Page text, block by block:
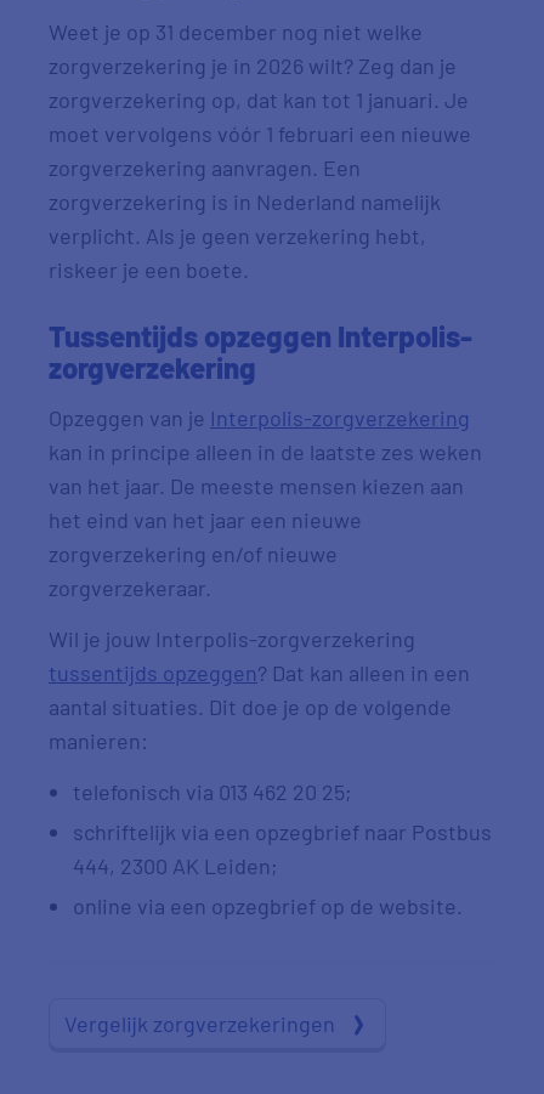
Weet je op 31 december nog niet welke
zorgverzekering je in 2026 wilt? Zeg dan je
zorgverzekering op, dat kan tot 1 januari. Je
moet vervolgens vóór 1 februari een nieuwe
zorgverzekering aanvragen. Een
zorgverzekering is in Nederland namelijk
verplicht. Als je geen verzekering hebt,
riskeer je een boete.
Tussentijds opzeggen Interpolis-
zorgverzekering
Opzeggen van je Interpolis-zorgverzekering
kan in principe alleen in de laatste zes weken
van het jaar. De meeste mensen kiezen aan
het eind van het jaar een nieuwe
zorgverzekering en/of nieuwe
zorgverzekeraar.
Wil je jouw Interpolis-zorgverzekering
tussentijds opzeggen? Dat kan alleen in een
aantal situaties. Dit doe je op de volgende
manieren:
telefonisch via 013 462 20 25;
schriftelijk via een opzegbrief naar Postbus
444, 2300 AK Leiden;
online via een opzegbrief op de website.
Vergelijk zorgverzekeringen